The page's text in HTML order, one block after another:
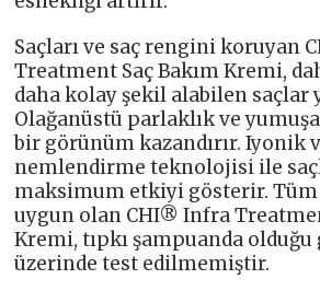
Saçları ve saç rengini koruyan
Treatment Saç Bakım Kremi,
daha kolay şekil alabilen saçlar
Olağanüstü parlaklık ve
bir görünüm kazandırır. Iyonik
nemlendirme teknolojisi ile
maksimum etkiyi gösterir.
uygun olan CHI® Infra
Kremi, tıpkı şampuanda
üzerinde test edilmemiştir.